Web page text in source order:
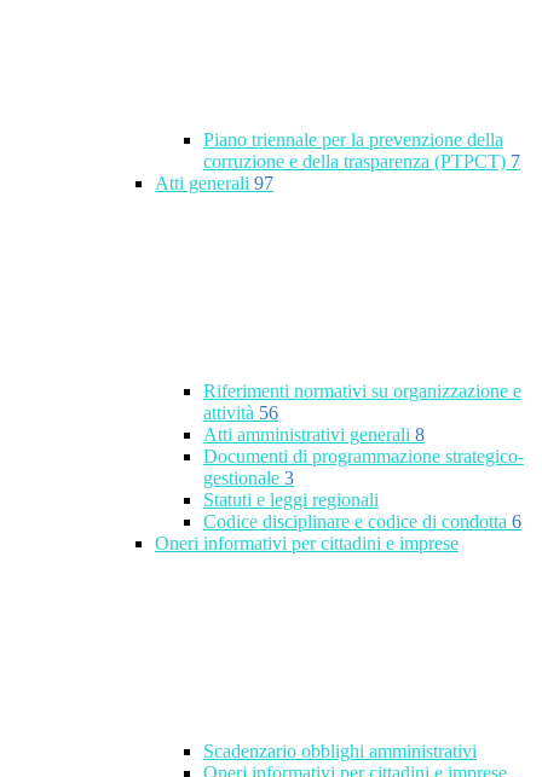
Piano triennale per la prevenzione della
corruzione e della trasparenza (PTPCT) 7
Atti generali 97
Riferimenti normativi su organizzazione e
attività 56
Atti amministrativi generali 8
Documenti di programmazione strategico-
gestionale 3
Statuti e leggi regionali
Codice disciplinare e codice di condotta 6
Oneri informativi per cittadini e imprese
Scadenzario obblighi amministrativi